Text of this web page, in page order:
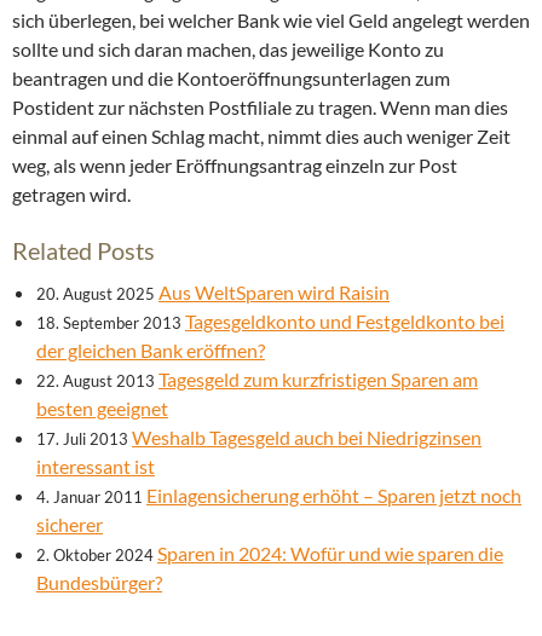
sich überlegen, bei welcher Bank wie viel Geld angelegt werden
sollte und sich daran machen, das jeweilige Konto zu
beantragen und die Kontoeröffnungsunterlagen zum
Postident zur nächsten Postfiliale zu tragen. Wenn man dies
einmal auf einen Schlag macht, nimmt dies auch weniger Zeit
weg, als wenn jeder Eröffnungsantrag einzeln zur Post
getragen wird.
Related Posts
20. August 2025 Aus WeltSparen wird Raisin
18. September 2013 Tagesgeldkonto und Festgeldkonto bei
der gleichen Bank eröffnen?
22. August 2013 Tagesgeld zum kurzfristigen Sparen am
besten geeignet
17. Juli 2013 Weshalb Tagesgeld auch bei Niedrigzinsen
interessant ist
4. Januar 2011 Einlagensicherung erhöht – Sparen jetzt noch
sicherer
2. Oktober 2024Sparen in 2024: Wofür und wie sparen die
Bundesbürger?